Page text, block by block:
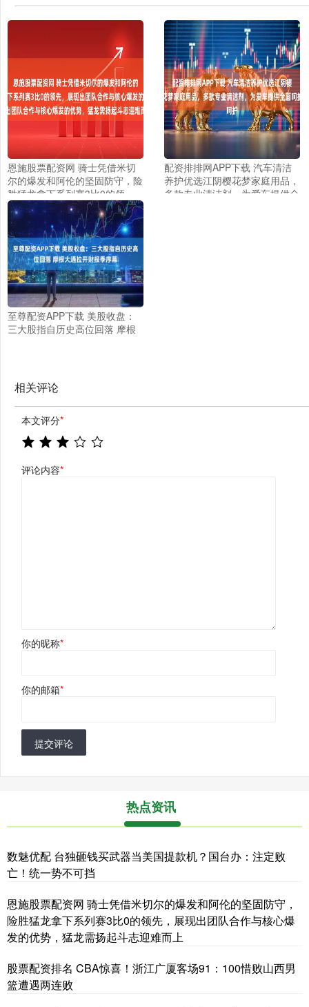
恩施股票配资网 骑士凭借米切
尔的爆发和阿伦的坚固防守，险
胜猛龙拿下系列赛3比0的领
先，展现出团队合作与核心爆发
的优势，猛龙需扬起斗志迎难而
上
配资排排网APP下载 汽车清洁
养护优选江阴樱花梦家庭用品，
多款专业清洁剂，为爱车提供全
至尊配资APP下载 美股收盘：
三大股指自历史高位回落 摩根
相关评论
本文评分*
评论内容*
你的昵称*
你的邮箱*
提交评论
热点资讯
数魅优配 台独砸钱买武器当美国提款机？国台办：注定败
亡！统一势不可挡
恩施股票配资网 骑士凭借米切尔的爆发和阿伦的坚固防守，
险胜猛龙拿下系列赛3比0的领先，展现出团队合作与核心爆
发的优势，猛龙需扬起斗志迎难而上
股票配资排名 CBA惊喜！浙江广厦客场91：100惜败山西男
篮遭遇两连败